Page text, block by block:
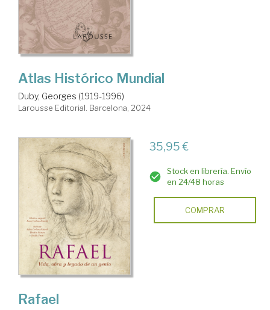
Atlas Histórico Mundial
Duby, Georges (1919-1996)
Larousse Editorial. Barcelona, 2024
35,95 €
Stock en librería. Envío
en 24/48 horas
COMPRAR
Rafael